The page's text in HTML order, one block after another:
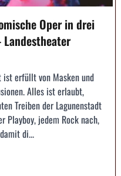
Oper in drei
Landestheater
ist erfüllt von Masken und
Alles ist erlaubt,
Treiben der Lagunenstadt
jedem Rock nach,
di...